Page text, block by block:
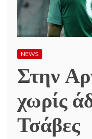
NEWS
Στην
χωρίς
Τσάβες